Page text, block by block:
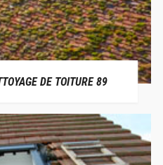
DE TOITURE 89